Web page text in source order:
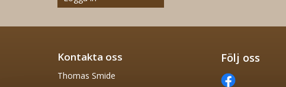
Kontakta oss
Thomas Smide
Följ oss